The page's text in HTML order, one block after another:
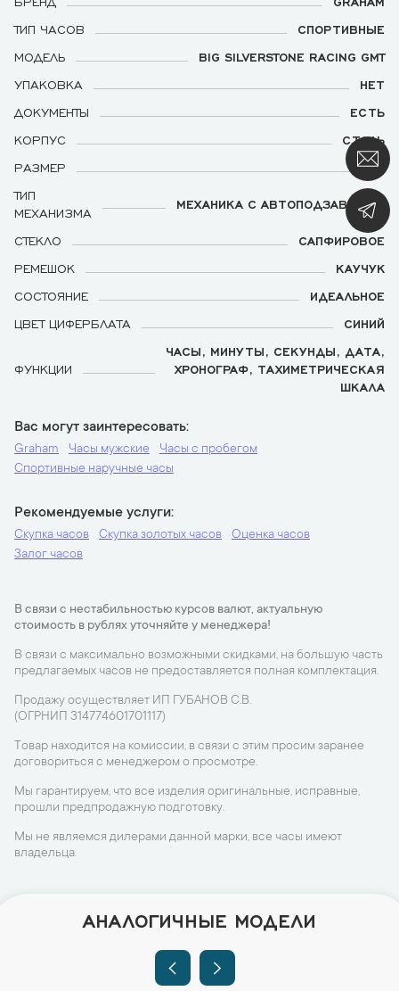
ТИП ЧАСОВ
СПОРТИВНЫЕ
МОДЕЛЬ
BIG SILVERSTONE RACING GMT
УПАКОВКА
НЕТ
ДОКУМЕНТЫ
ЕСТЬ
КОРПУС
СТАЛЬ
РАЗМЕР
46
ТИП
МЕХАНИЗМА
МЕХАНИКА С АВТОПОДЗАВОДОМ
СТЕКЛО
САПФИРОВОЕ
РЕМЕШОК
КАУЧУК
СОСТОЯНИЕ
ИДЕАЛЬНОЕ
ЦВЕТ ЦИФЕРБЛАТА
СИНИЙ
ФУНКЦИИ
ЧАСЫ, МИНУТЫ, СЕКУНДЫ, ДАТА,
ХРОНОГРАФ, ТАХИМЕТРИЧЕСКАЯ
ШКАЛА
Вас могут заинтересовать
Graham Часы мужские
Часы с пробегом
Спортивные наручные часы
Рекомендуемые услуги
Скупка часов Скупка золотых часов
Оценка часов
Залог часов
В связи с нестабильностью курсов валют, актуальную
стоимость в рублях уточняйте у менеджера!
В связи с максимально возможными скидками, на большую часть
предлагаемых часов не предоставляется полная комплектация.
Продажу осуществляет ИП ГУБАНОВ С.В.
(ОГРНИП 314774601701117)
Товар находится на комиссии, в связи с этим просим заранее
договориться с менеджером о просмотре.
Мы гарантируем, что все изделия оригинальные, исправные,
прошли предпродажную подготовку.
Мы не являемся дилерами данной марки, все часы имеют
владельца.
АНАЛОГИЧНЫЕ МОДЕЛИ